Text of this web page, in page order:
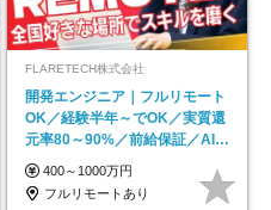
FLARETECH株式会社
開発エンジニア｜フルリモート
OK／経験半年～でOK／実質還
元率80～90%／前給保証／AI系
など最先端案件多数
400～1000万円
フルリモートあり